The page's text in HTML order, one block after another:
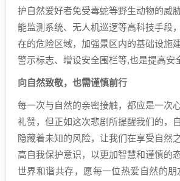
护自然爱好者免受毒蛇等野生动物的威
能监测系统、无人机巡逻等高科技手段
在的危险区域，加强景区内的基础设施
警示标志、增设安全围栏等,也是提高安
向自然致敬，也需谨慎前行
每一次与自然的亲密接触，都应是一次
礼赞，但正如这次悲剧所提醒我们的，
隐藏着未知的风险，让我们在享受自然
高自我保护意识，以更加智慧和谨慎的
世界和谐共存，愿每一位热爱自然的